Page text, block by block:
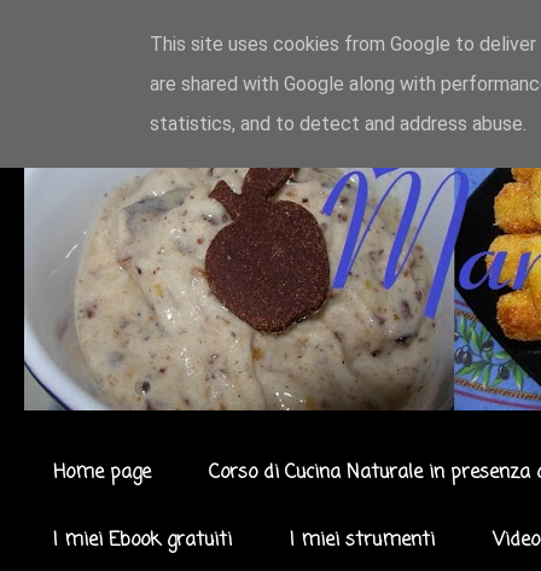
Home page Corso di Cucina Naturale in presenza
I miei Ebook gratuiti I miei strumenti
This site uses cookies from Google to
are shared with Google along with
statistics, and to detect and address abuse.